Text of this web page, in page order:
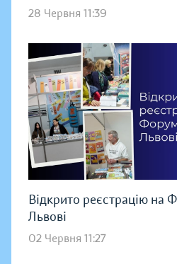
28 Червня 11:39
Відкрито реєстрацію на
Львові
02 Червня 11:27